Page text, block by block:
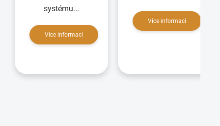
systému...
Více informací
Více informací